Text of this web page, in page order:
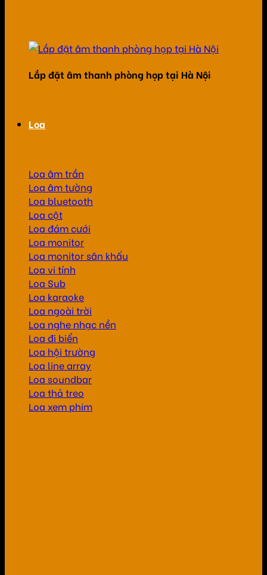
Lắp đặt âm thanh phòng họp tại Hà Nội
Loa
Loa âm trần
Loa âm tường
Loa bluetooth
Loa cột
Loa đám cưới
Loa monitor
Loa monitor sân khấu
Loa vi tính
Loa Sub
Loa karaoke
Loa ngoài trời
Loa nghe nhạc nền
Loa đi biển
Loa hội trường
Loa line array
Loa soundbar
Loa thả treo
Loa xem phim